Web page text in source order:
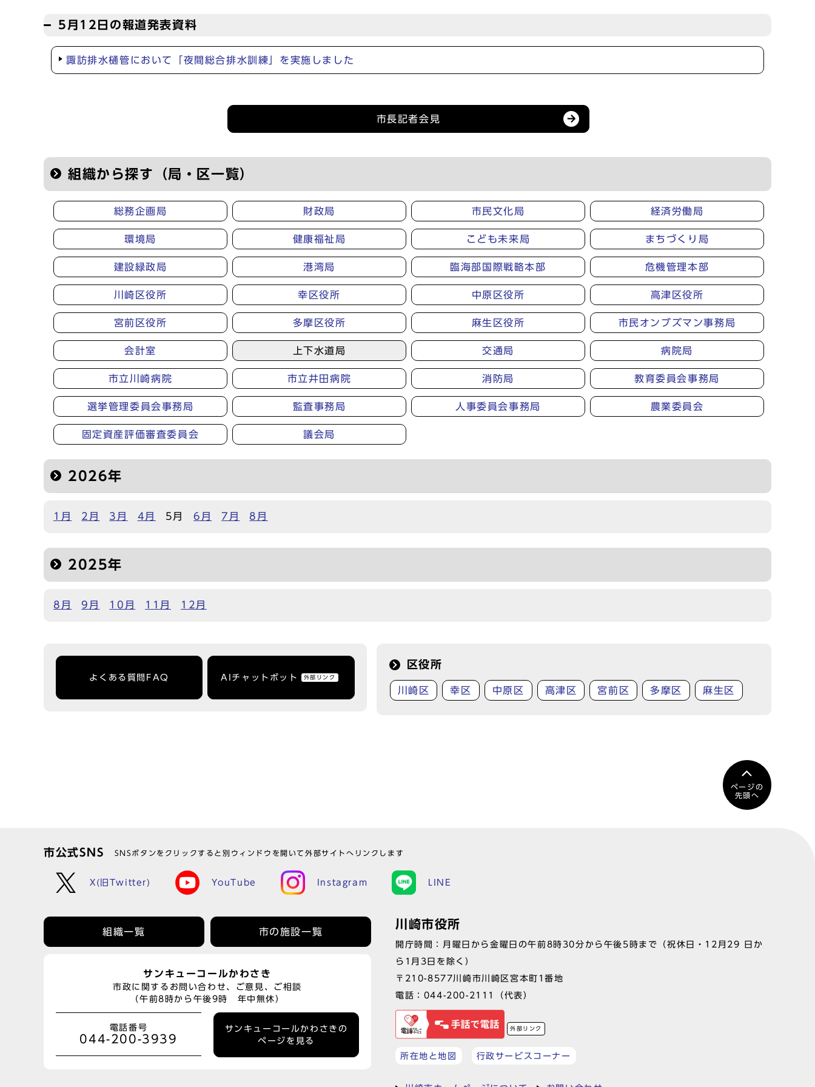
5月12日の報道発表資料
諏訪排水樋管において「夜間総合排水訓練」を実施しました
市長記者会見
組織から探す（局・区一覧）
総務企画局 財政局 市民文化局 経済労働局
環境局 健康福祉局 こども未来局 まちづくり局
建設緑政局 港湾局 臨海部国際戦略本部 危機管理本部
川崎区役所 幸区役所 中原区役所 高津区役所
宮前区役所 多摩区役所 麻生区役所 市民オンブズマン事務局
会計室 上下水道局 交通局 病院局
市立川崎病院 市立井田病院 消防局 教育委員会事務局
選挙管理委員会事務局 監査事務局 人事委員会事務局 農業委員会
固定資産評価審査委員会 議会局
2026年
1月 2月 3月 4月 5月 6月 7月 8月
2025年
8月 9月 10月 11月 12月
よくある質問FAQ AIチャットボット 外部リンク
区役所
川崎区 幸区 中原区 高津区 宮前区 多摩区 麻生区
ページの
先頭へ
市公式SNS SNSボタンをクリックすると別ウィンドウを開いて外部サイトへリンクします
X(旧Twitter) YouTube Instagram LINE
組織一覧 市の施設一覧
サンキューコールかわさき
市政に関するお問い合わせ、ご意見、ご相談
（午前8時から午後9時 年中無休）
電話番号
044-200-3939
サンキューコールかわさきの
ページを見る
川崎市役所
開庁時間：月曜日から金曜日の午前8時30分から午後5時まで（祝休日・12月29 日か
ら1月3日を除く）
〒210-8577川崎市川崎区宮本町1番地
電話： 044-200-2111 （代表）
外部リンク
所在地と地図 行政サービスコーナー